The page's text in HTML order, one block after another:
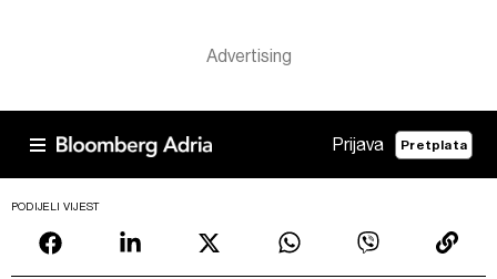
Prijava Pretplata
PODIJELI VIJEST